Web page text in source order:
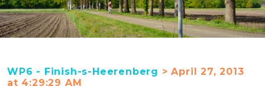
WP6 - Finish-s-Heerenberg > April 27, 2013
at 4:29:29 AM